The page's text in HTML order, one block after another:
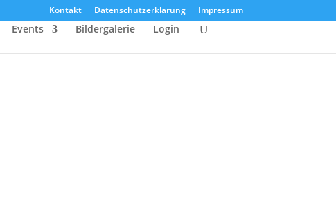
Kontakt Datenschutzerklärung Impressum
Events Bildergalerie Login